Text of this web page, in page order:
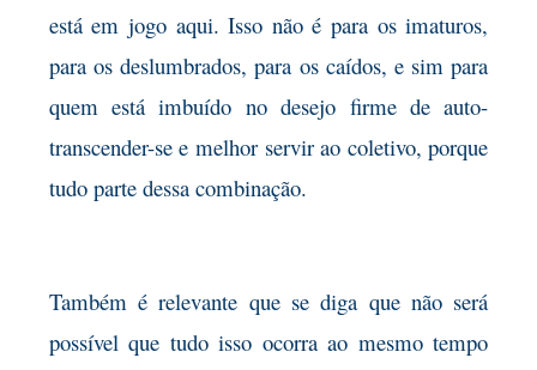
está em jogo aqui. Isso não é para os imaturos,
para os deslumbrados, para os caídos, e sim para
quem está imbuído no desejo firme de auto-
transcender-se e melhor servir ao coletivo, porque
tudo parte dessa combinação.
Também é relevante que se diga que não será
possível que tudo isso ocorra ao mesmo tempo